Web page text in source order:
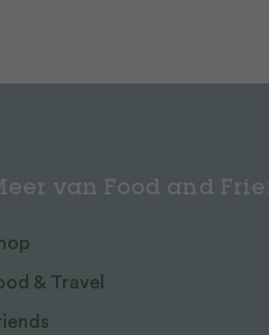
van Food and
& Travel